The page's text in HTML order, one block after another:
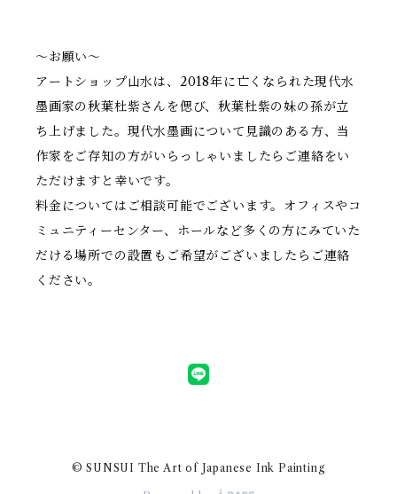
〜お願い〜
アートショップ山水は、2018年に亡くなられた現代水
墨画家の秋葉杜紫さんを偲び、秋葉杜紫の妹の孫が立
ち上げました。現代水墨画について見識のある方、当
作家をご存知の方がいらっしゃいましたらご連絡をい
ただけますと幸いです。
料金についてはご相談可能でございます。オフィスやコ
ミュニティーセンター、ホールなど多くの方にみていた
だける場所での設置もご希望がございましたらご連絡
ください。
© SUNSUI The Art of Japanese Ink Painting